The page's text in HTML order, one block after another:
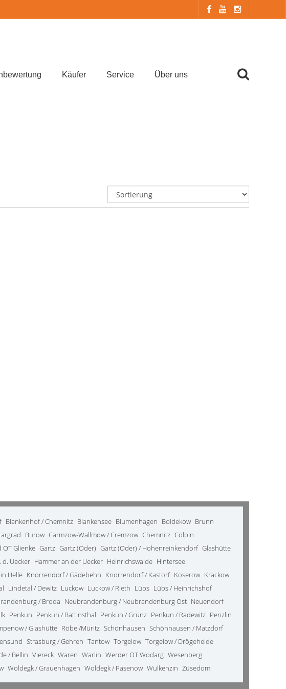
Käufer Service Über uns
Blankenhof / Chemnitz Blankensee Blumenhagen Boldekow Brunn
Burow Carmzow-Wallmow / Cremzow Chemnitz Cölpin
OT Glienke Gartz Gartz (Oder) Gartz (Oder) / Hohenreinkendorf Glashütte
d. Uecker Hammer an der Uecker Heinrichswalde Hintersee
Helle Knorrendorf / Gädebehn Knorrendorf / Kastorf Koserow Krackow
Lindetal / Dewitz Luckow Luckow / Rieth Lübs Lübs / Heinrichshof
/ Broda Neubrandenburg / Neubrandenburg Ost Neuendorf
Penkun Penkun / Battinsthal Penkun / Grünz Penkun / Radewitz Penzlin
/ Glashütte Röbel/Müritz Schönhausen Schönhausen / Matzdorf
Strasburg / Gehren Tantow Torgelow Torgelow / Drögeheide
/ Bellin Viereck Waren Warlin Werder OT Wodarg Wesenberg
Woldegk / Grauenhagen Woldegk / Pasenow Wulkenzin Züsedom